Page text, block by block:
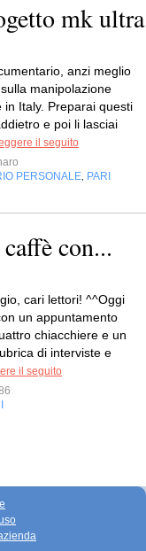
mk ultra
anzi meglio
manipolazione
in Italy. Preparai questi
e poi li lasciai
il seguito
PERSONALE PARI
con...
cari lettori! ^^Oggi
un appuntamento
chiacchiere e un
di interviste e
il seguito